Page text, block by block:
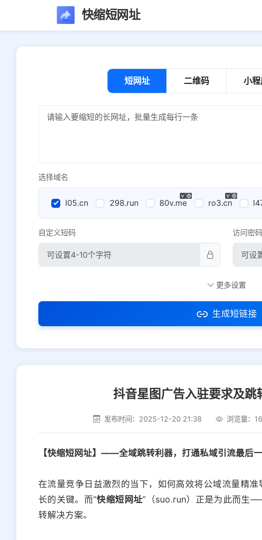
快缩短网址
短网址 二维码 小
选择域名
l05.cn 298.run 80v.me ro3.cn
自定义短码 访问密码
社交平台 电商平台
选择防红平台类型，避免链接被拦截
平台设置
更多设置
生成短链接
抖音星图广告入驻要求及跳
发布时间：2025-12-20 21:38 浏览量：
【快缩短网址】——全域跳转利器，打通私域引流最后
在流量竞争日益激烈的当下，如何高效将公域流量精
长的关键。而“快缩短网址”（suo.run）正是为此而生
转解决方案。